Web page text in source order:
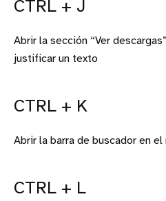
CTRL + J
Abrir la sección “Ver
justificar un texto
CTRL + K
Abrir la barra de buscador en el
CTRL + L